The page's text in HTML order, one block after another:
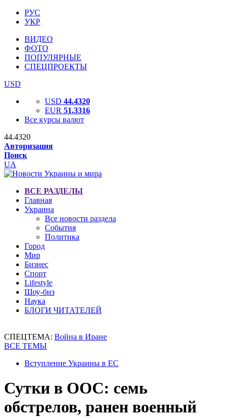
РУС
УКР
ВИДЕО
ФОТО
ПОПУЛЯРНЫЕ
СПЕЦПРОЕКТЫ
USD
USD 44.4320
EUR 51.3316
Все курсы валют
44.4320
Авторизация
Поиск
UA
ВСЕ РАЗДЕЛЫ
Главная
Украина
Все новости раздела
События
Политика
Город
Мир
Бизнес
Спорт
Lifestyle
Шоу-биз
Наука
БЛОГИ ЧИТАТЕЛЕЙ
СПЕЦТЕМА: Война в Иране
ВСЕ ТЕМЫ
Вступление Украины в ЕС
Сутки в ООС: семь
обстрелов, ранен военный